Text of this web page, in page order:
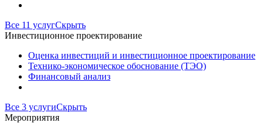
Все 11 услугСкрыть
Инвестиционное проектирование
Оценка инвестиций и инвестиционное проектирование
Технико-экономическое обоснование (ТЭО)
Финансовый анализ
Все 3 услугиСкрыть
Мероприятия